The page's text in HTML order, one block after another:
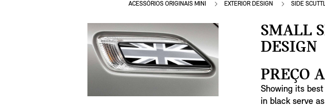
ACESSÓRIOS ORIGINAIS MINI EXTERIOR DESIGN SIDE
SMALL
DESIGN
PREÇO
Showing its
in black serve